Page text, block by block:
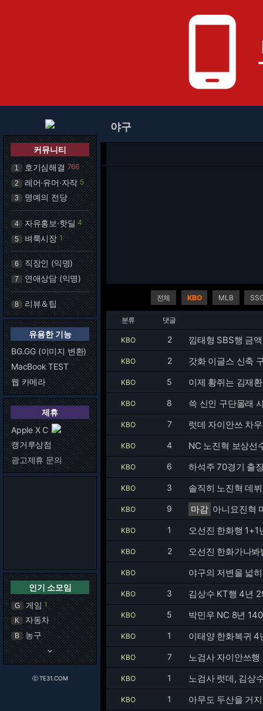
phone_android
커뮤니티
1 호기심해결 766
2 레어·유머·자작 5
3 명예의 전당
4 자유홍보·핫딜 4
5 벼룩시장 1
6 직장인 (익명)
7 연애상담 (익명)
8 리뷰＆팁
유용한 기능
BG.GG (이미지 변환)
MacBook TEST
웹 카메라
제휴
Apple X C
캥거루상점
광고제휴 문의
인기 소모임
G 게임 1
K 자동차
B 농구
keyboard_arrow_down
ⓒ TE31.COM
야구
전체 KBO MLB
분류 댓글
KBO 2 낌태형 SBS행 금
KBO 2 갓화 이글스 신축
KBO 5 이제 황쥐는 김재
KBO 8 쓱 신인 구단몰래
KBO 7 럿데 자이안쓰 차
KBO 4 NC 노진혁 보상선
KBO 6 하석주 70경기 출
KBO 3 솔직히 노진혁 데
KBO 9 마감 아니요진혁
KBO 1 오선진 한화행 1+1
KBO 2 오선진 한화가나봐
KBO 야구의 저변을 넓
KBO 3 김상수 KT행 4년
KBO 5 박민우 NC 8년
KBO 1 이태양 한화복귀 4
KBO 7 노검사 자이안쓰
KBO 1 노검사 럿데, 김상
KBO 1 아무도 두산을 거